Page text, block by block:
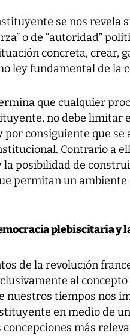
se nos revela
o de “autoridad”
concreta, crear,
ley fundamental de la
que cualquier
no debe limitar
consiguiente que se
Contrario a
la posibilidad de
permitan un
plebiscitaria y
de la revolución
al
nuestros tiempos nos
en medio de
más